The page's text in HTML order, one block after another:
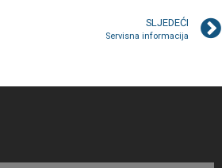
SLJEDEĆI
Servisna informacija